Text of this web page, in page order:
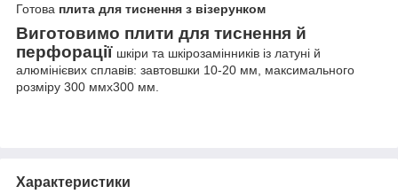
Готова плита для тиснення з візерунком
Виготовимо плити для тиснення й
перфорації шкіри та шкірозамінників із латуні й
алюмінієвих сплавів: завтовшки 10-20 мм, максимального
розміру 300 ммx300 мм.
Характеристики